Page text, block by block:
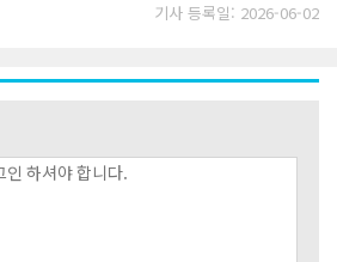
기사 등록일: 2026-06-02